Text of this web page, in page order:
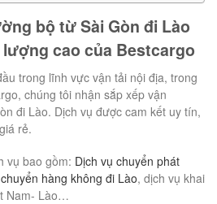
bộ từ Sài Gòn đi Lào
cao của Bestcargo
trong lĩnh vực vận tải nội địa, trong
chúng tôi nhận sắp xếp vận
đi Lào. Dịch vụ được cam kết uy tín,
rẻ.
vụ bao gồm: Dịch vụ chuyển phát
hàng không đi Lào, dịch vụ khai
Nam- Lào…